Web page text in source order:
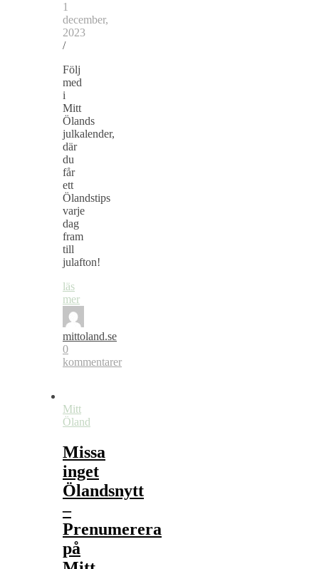
1
december,
2023
/
Följ
med
i
Mitt
Ölands
julkalender,
där
du
får
ett
Ölandstips
varje
dag
fram
till
julafton!
läs
mer
mittoland.se
0
kommentarer
Mitt
Öland
Missa
inget
Ölandsnytt
–
Prenumerera
på